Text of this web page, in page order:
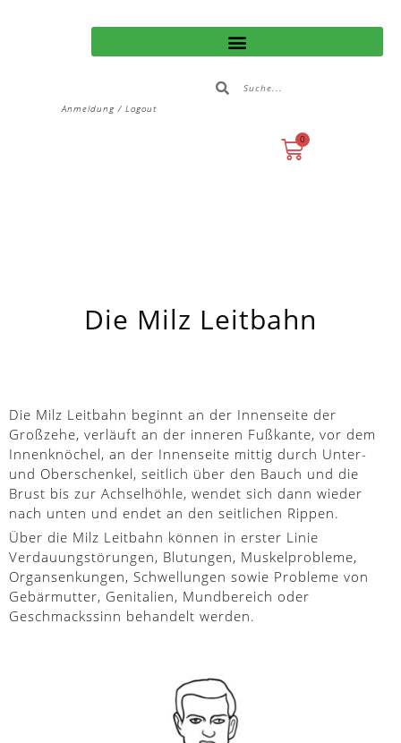
Anmeldung / Logout
0
Die Milz Leitbahn
Die Milz Leitbahn beginnt an der Innenseite der
Großzehe, verläuft an der inneren Fußkante, vor dem
Innenknöchel, an der Innenseite mittig durch Unter-
und Oberschenkel, seitlich über den Bauch und die
Brust bis zur Achselhöhle, wendet sich dann wieder
nach unten und endet an den seitlichen Rippen.
Über die Milz Leitbahn können in erster Linie
Verdauungstörungen, Blutungen, Muskelprobleme,
Organsenkungen, Schwellungen sowie Probleme von
Gebärmutter, Genitalien, Mundbereich oder
Geschmackssinn behandelt werden.